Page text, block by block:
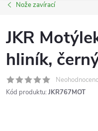
Nože zavírací
JKR
hliník,
Kód produktu: JKR767MOT